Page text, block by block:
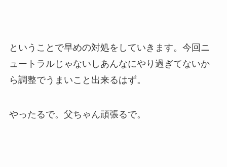
ということで早めの対処をしていきます。今回ニ
ュートラルじゃないしあんなにやり過ぎてないか
ら調整でうまいこと出来るはず。
やったるで。父ちゃん頑張るで。